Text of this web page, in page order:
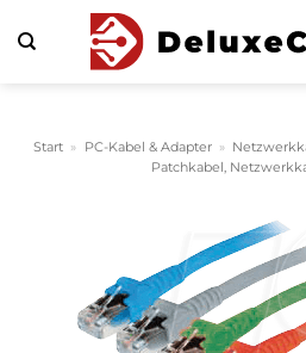
Inhalt
Start » PC-Kabel & Adapter »
Patchkabel,